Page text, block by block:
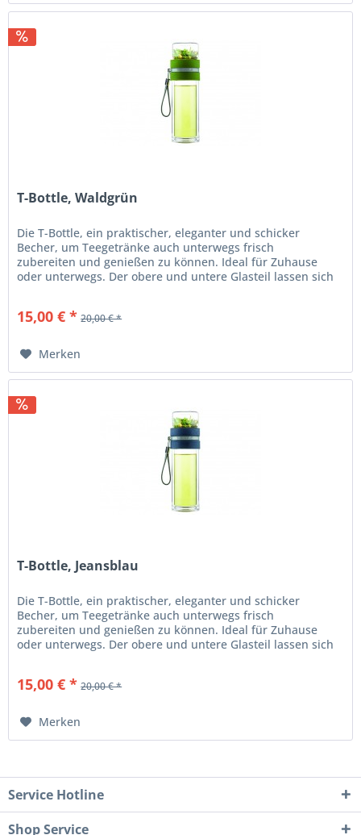
T-Bottle, Waldgrün
Die T-Bottle, ein praktischer, eleganter und schicker
Becher, um Teegetränke auch unterwegs frisch
zubereiten und genießen zu können. Ideal für Zuhause
oder unterwegs. Der obere und untere Glasteil lassen sich
15,00 € * 20,00 € *
Merken
T-Bottle, Jeansblau
Die T-Bottle, ein praktischer, eleganter und schicker
Becher, um Teegetränke auch unterwegs frisch
zubereiten und genießen zu können. Ideal für Zuhause
oder unterwegs. Der obere und untere Glasteil lassen sich
15,00 € * 20,00 € *
Merken
Service Hotline
Shop Service